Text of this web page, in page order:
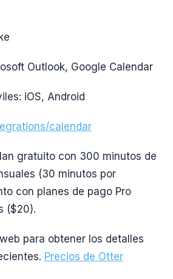
Outlook, Google Calendar
iOS, Android
calendar
gratuito con 300 minutos de
(30 minutos por
con planes de pago Pro
($20).
para obtener los detalles
Precios de Otter